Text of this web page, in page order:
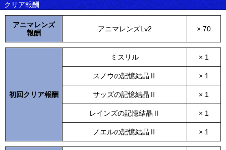
クリア報酬
アニマレンズ
報酬
アニマレンズLv2 × 70
初回クリア報酬
ミスリル × 1
スノウの記憶結晶Ⅱ × 1
サッズの記憶結晶Ⅱ × 1
レインズの記憶結晶Ⅱ × 1
ノエルの記憶結晶Ⅱ × 1